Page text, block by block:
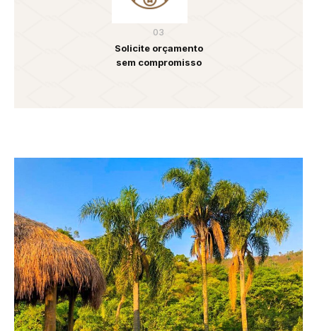
03
Solicite orçamento
sem compromisso